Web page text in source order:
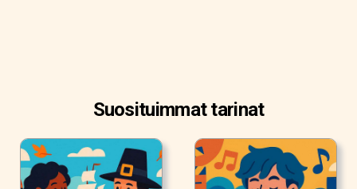
Suosituimmat tarinat